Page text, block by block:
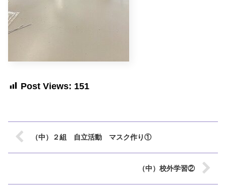
Post Views: 151
（中）２組 自立活動 マスク作り①
（中）校外学習②